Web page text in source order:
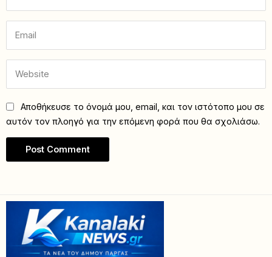
Αποθήκευσε το όνομά μου, email, και τον ιστότοπο μου σε
αυτόν τον πλοηγό για την επόμενη φορά που θα σχολιάσω.